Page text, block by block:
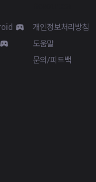
개인정보처리방침
도움말
문의/피드백